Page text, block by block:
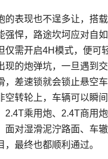
的表现也不逞多让，搭
强悍，路途坎坷应对自
仅需开启4H模式，便可
现的炮弹坑，一旦遇到
，差速锁就会锁止悬空
空转轮上，车辆可以瞬
2.4T乘用炮、2.4T商用
面对湿滑泥泞路面、车
，最终也都顺利通过。